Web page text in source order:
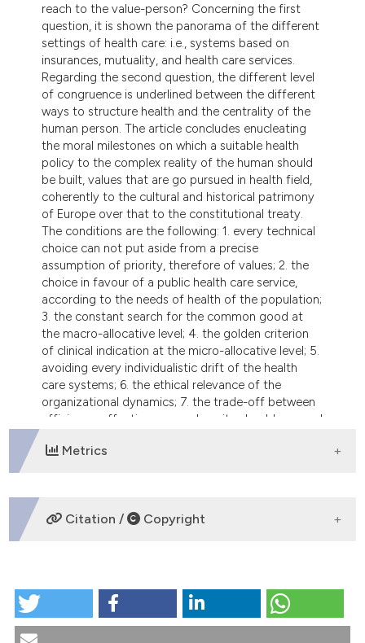
reach to the value-person? Concerning the first
question, it is shown the panorama of the different
settings of health care: i.e., systems based on
insurances, mutuality, and health care services.
Regarding the second question, the different level
of congruence is underlined between the different
ways to structure health and the centrality of the
human person. The article concludes enucleating
the moral milestones on which a suitable health
policy to the complex reality of the human should
be built, values that are go pursued in health field,
coherently to the cultural and historical patrimony
of Europe over that to the constitutional treaty.
The conditions are the following: 1. every technical
choice can not put aside from a precise
assumption of priority, therefore of values; 2. the
choice in favour of a public health care service,
according to the needs of health of the population;
3. the constant search for the common good at
the macro-allocative level; 4. the golden criterion
of clinical indication at the micro-allocative level; 5.
avoiding every individualistic drift of the health
care systems; 6. the ethical relevance of the
organizational dynamics; 7. the trade-off between
efficiency, effectiveness and equity should pursued
Metrics
DOWNLOADS
Citation / Copyright
Valori comuni e politica sanitaria per un’Europa unita.